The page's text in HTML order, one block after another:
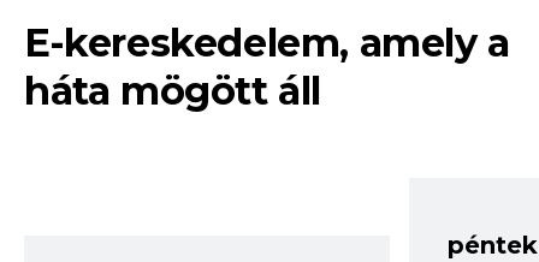
E-kereskedelem, amely a
háta mögött áll